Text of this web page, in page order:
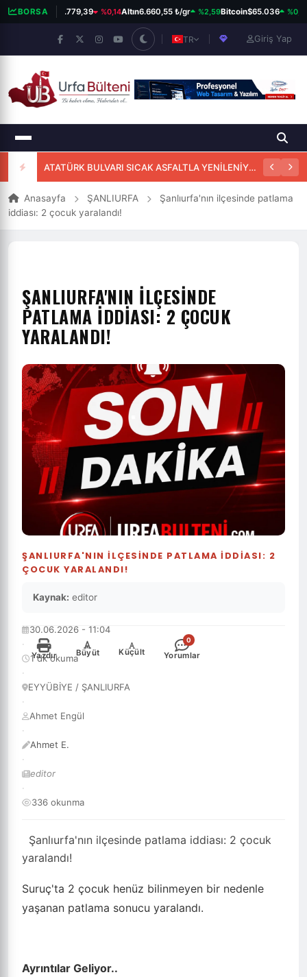
BORSA
BIST 100 13.779,39 %0,14Altın6.660,55 ₺/gr %2,59Bitcoin$65.036 %0,16
TR Giriş Yap
ATATÜRK BULVARI SICAK ASFALTLA YENİLENİYOR
Anasayfa ŞANLIURFA
Şanlıurfa'nın ilçesinde patlama
iddiası: 2 çocuk yaralandı!
ŞANLIURFA'NIN ILÇESINDE PATLAMA IDDIASI: 2
ÇOCUK YARALANDI!
ŞANLIURFA'NIN ILÇESINDE
PATLAMA IDDIASI: 2 ÇOCUK
YARALANDI!
Şanlıurfa'nın ilçesinde patlama iddiası: 2 çocuk
yaralandı!
30.06.2026 - 11:04
·
1 dk okuma
·
EYYÜBİYE / ŞANLIURFA
·
Ahmet Engül
·
Ahmet E.
·
editor
·
336 okunma
Yazdır
+
Büyüt
-
Küçült
0
Yorumlar
Suruç'ta 2 çocuk henüz bilinmeyen bir nedenle
yaşanan patlama sonucu yaralandı.
Ayrıntılar Geliyor..
Kaynak: editor